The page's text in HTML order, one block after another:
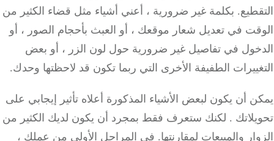
بكلمة غير ضرورية ، أعني أشياء مثل قضاء الكثير من
في تعديل شعار موقعك ، أو العبث بأحجام الصور ، أو
في تفاصيل غير ضرورية حول لون الزر ، أو بعض
الطفيفة الأخرى التي ربما تكون قد لاحظتها وحدك.
أن يكون لبعض الأشياء المذكورة أعلاهتأثير إيجابي على
.لكنك ستعرف فقط بمجرد أن يكون لديك الكثير من
والمبيعات لمقارنتها.في المراحل الأولى من عملك ،